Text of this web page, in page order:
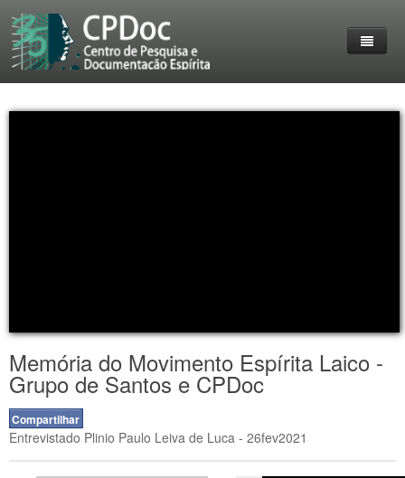
Memória do Movimento Espírita Laico -
Grupo de Santos e CPDoc
Compartilhar
Entrevistado Plinio Paulo Leiva de Luca - 26fev2021